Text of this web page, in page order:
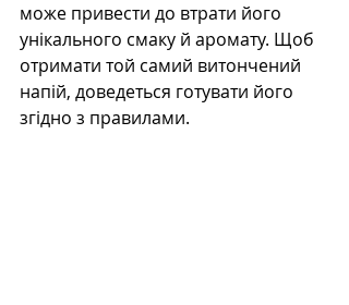
може привести до втрати його
унікального смаку й аромату. Щоб
отримати той самий витончений
напій, доведеться готувати його
згідно з правилами.